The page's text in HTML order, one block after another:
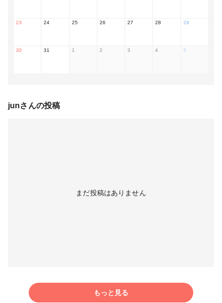
23 24 25 26 27 28 29
30 31 1 2 3 4 5
junさんの投稿
まだ投稿はありません
もっと見る